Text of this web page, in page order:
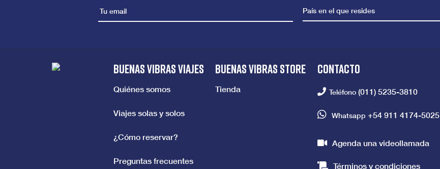
País en el que resides
BUENAS VIBRAS VIAJES
Quiénes somos
Viajes solas y solos
¿Cómo reservar?
Preguntas frecuentes
BUENAS VIBRAS STORE
Tienda
CONTACTO
Teléfono (011) 5235-3810
Whatsapp +54 911 4174-5025
Agenda una videollamada
Términos y condiciones